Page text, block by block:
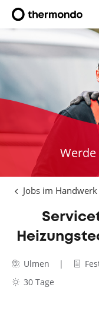
Werde
Jobs im Handwerk
Ulmen
30 Tage